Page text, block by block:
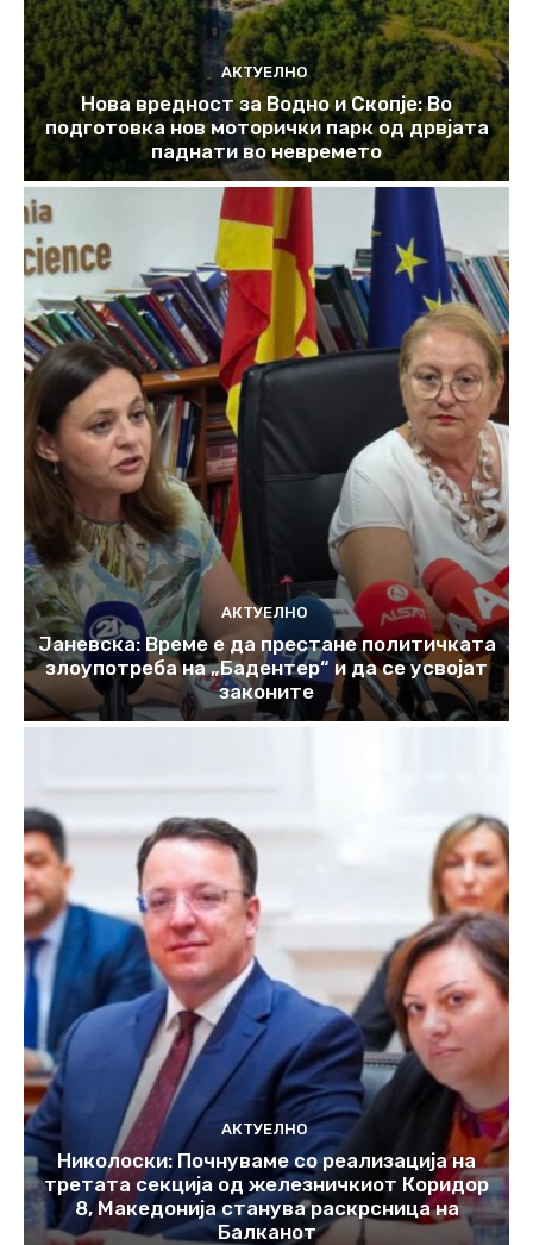
АКТУЕЛНО
Нова вредност за Водно и Скопје: Во
подготовка нов моторички парк од дрвјата
паднати во невремето
АКТУЕЛНО
Јаневска: Време е да престане политичката
злоупотреба на „Бадентер“ и да се усвојат
законите
АКТУЕЛНО
Николоски: Почнуваме со реализација на
третата секција од железничкиот Коридор
8, Македонија станува раскрсница на
Балканот